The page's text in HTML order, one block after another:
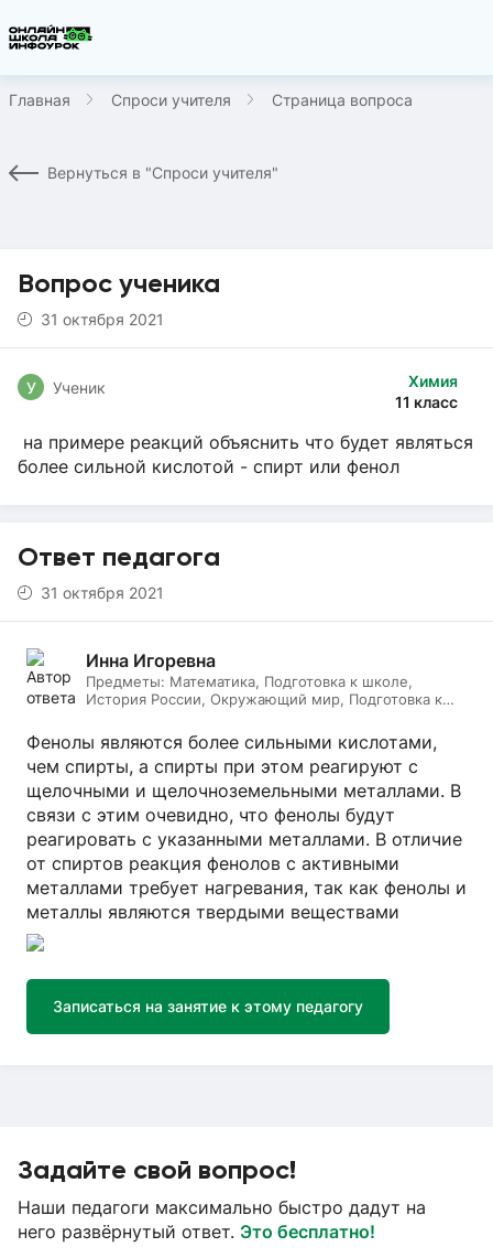
Главная Спроси учителя Страница вопроса
Вернуться в "Спроси учителя"
Вопрос ученика
31 октября 2021
Химия
11 класс
У Ученик
на примере реакций объяснить что будет являться
более сильной кислотой - спирт или фенол
Ответ педагога
31 октября 2021
Инна Игоревна
Предметы: Математика, Подготовка к школе,
История России, Окружающий мир, Подготовка к
Всеобщая история, Литература, ИЗО, МХК,
Литературное чтение, Подготовка к ОГЭ, Русский
язык
Фенолы являются более сильными кислотами,
чем спирты, а спирты при этом реагируют с
щелочными и щелочноземельными металлами. В
связи с этим очевидно, что фенолы будут
реагировать с указанными металлами. В отличие
от спиртов реакция фенолов с активными
металлами требует нагревания, так как фенолы и
металлы являются твердыми веществами
Записаться на занятие к этому педагогу
Задайте свой вопрос!
Наши педагоги максимально быстро дадут на
него развёрнутый ответ. Это бесплатно!